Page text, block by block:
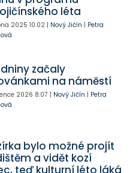
léta
2025 10:02| Nový Jičín | Petra
začaly
na náměstí
2026 8:07 | Nový Jičín | Petra
bylo možné projít
a vidět kozí
teď kulturní léto láká